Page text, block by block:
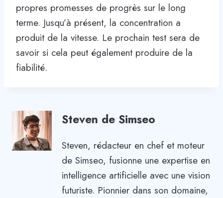
propres promesses de progrès sur le long
terme. Jusqu’à présent, la concentration a
produit de la vitesse. Le prochain test sera de
savoir si cela peut également produire de la
fiabilité.
Steven de Simseo
Steven, rédacteur en chef et moteur
de Simseo, fusionne une expertise en
intelligence artificielle avec une vision
futuriste. Pionnier dans son domaine,